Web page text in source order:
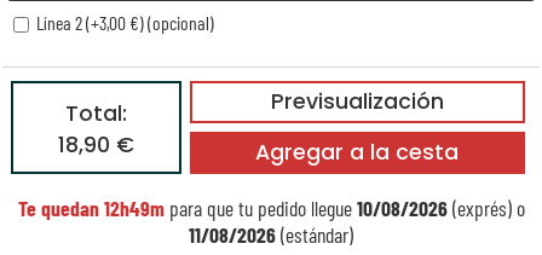
Línea 2 (+3,00 €) (opcional)
Previsualización
Total:
18,90 €
Agregar a la cesta
Te quedan12h49mpara que tu pedido llegue10/08/2026(exprés) o
11/08/2026(estándar)